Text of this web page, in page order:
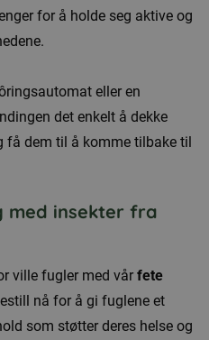
for å holde seg aktive og
eller en
det enkelt å dekke
dem til å komme tilbake til
med insekter fra
ville fugler med vår fete
nå for å gi fuglene et
som støtter deres helse og